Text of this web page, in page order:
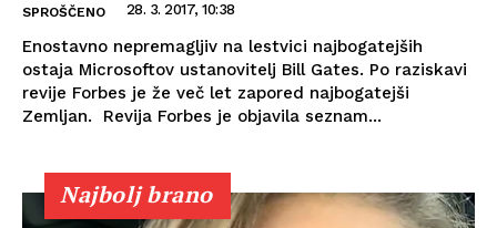
SPROŠČENO 28. 3. 2017, 10:38
Enostavno nepremagljiv na lestvici najbogatejših
ostaja Microsoftov ustanovitelj Bill Gates. Po raziskavi
revije Forbes je že več let zapored najbogatejši
Zemljan. Revija Forbes je objavila seznam...
Najbolj brano